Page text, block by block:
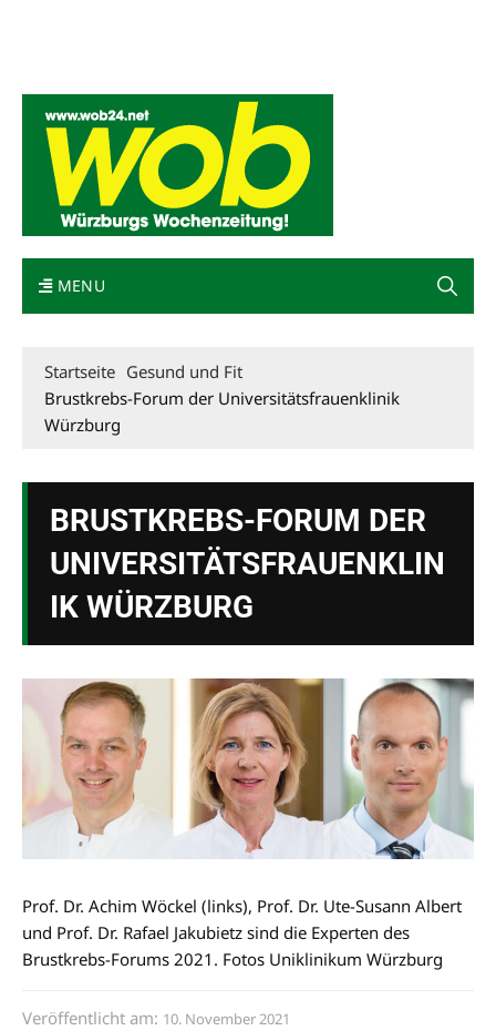
MENU
Startseite Gesund und Fit
Brustkrebs-Forum der Universitätsfrauenklinik
Würzburg
BRUSTKREBS-FORUM DER
UNIVERSITÄTSFRAUENKLIN
IK WÜRZBURG
Prof. Dr. Achim Wöckel (links), Prof. Dr. Ute-Susann Albert
und Prof. Dr. Rafael Jakubietz sind die Experten des
Brustkrebs-Forums 2021. Fotos Uniklinikum Würzburg
Veröffentlicht am: 10. November 2021